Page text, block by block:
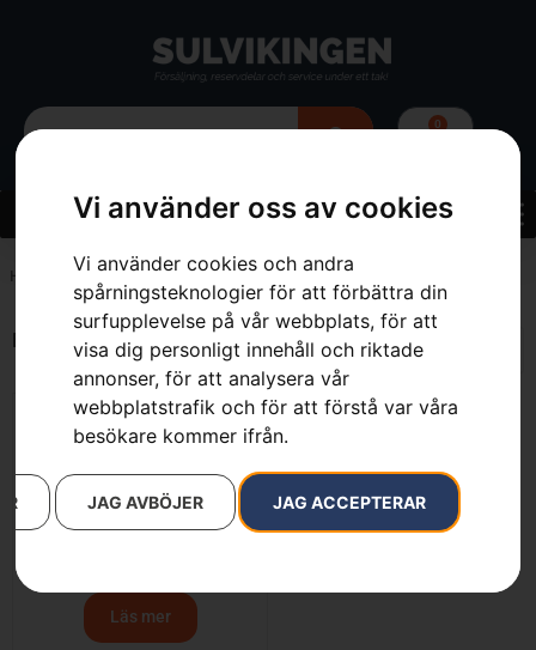
Vi använder oss av cookies
Vi använder cookies och andra
spårningsteknologier för att förbättra din
surfupplevelse på vår webbplats, för att
visa dig personligt innehåll och riktade
annonser, för att analysera vår
webbplatstrafik och för att förstå var våra
besökare kommer ifrån.
JAG ACCEPTERAR
JAG AVBÖJER
0
Hem 180 cm
Endast ett sökresultat
Läs mer